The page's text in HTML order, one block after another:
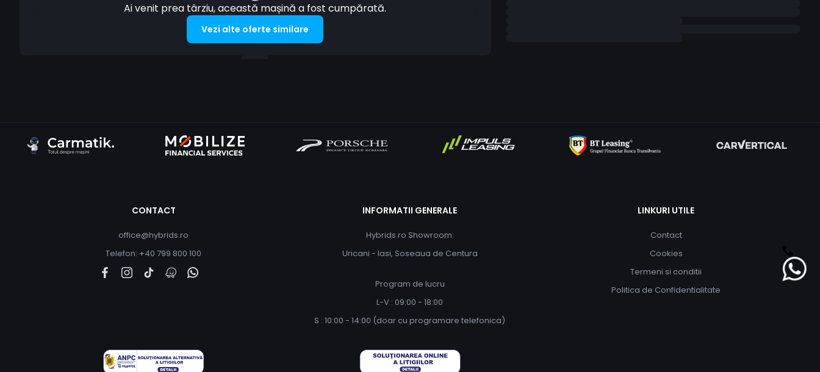
Ai venit prea târziu, această mașină a fost cumpărată.
Vezi alte oferte similare
CONTACT
office@hybrids.ro
Telefon: +40 799 800 100
INFORMATII GENERALE
Hybrids.ro Showroom:
Uricani - Iasi, Soseaua de Centura
Program de lucru
L-V : 09:00 - 18:00
S : 10:00 - 14:00 (doar cu programare telefonica)
LINKURI UTILE
Contact
Cookies
Termeni si conditii
Politica de Confidentialitate